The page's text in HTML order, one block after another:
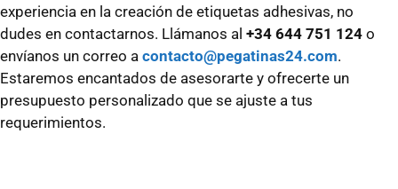
experiencia en la creación de etiquetas adhesivas, no
dudes en contactarnos. Llámanos al +34 644 751 124 o
envíanos un correo a contacto@pegatinas24.com.
Estaremos encantados de asesorarte y ofrecerte un
presupuesto personalizado que se ajuste a tus
requerimientos.